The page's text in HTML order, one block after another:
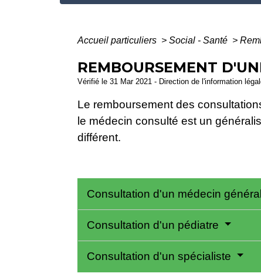
Accueil particuliers > Social - Santé >
REMBOURSEMENT
Vérifié le 31 Mar 2021 - Direction de l'information
Le remboursement des
le médecin consulté est un
différent.
Consultation d'un médecin
Consultation d'un pédiatre
Consultation d'un spécialiste